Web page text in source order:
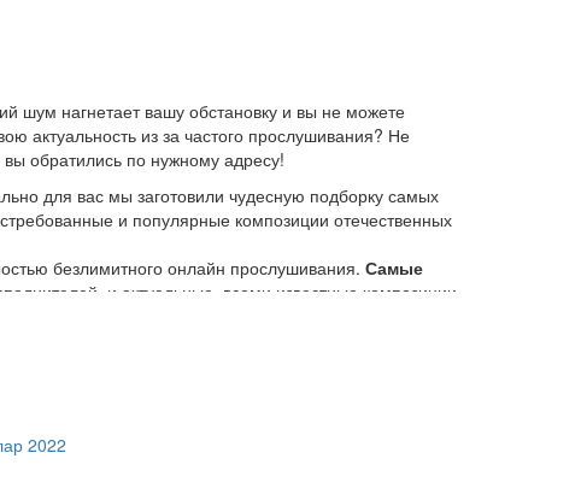
шум нагнетает вашу обстановку и вы не можете
актуальность из за частого прослушивания? Не
обратились по нужному адресу!
для вас мы заготовили чудесную подборку самых
и популярные композиции отечественных
безлимитного онлайн прослушивания. Самые
и актуальные, всеми известные композиции
на платформе KGZ Music. Наша команда с большой
возможность предварительного прослушивания
и без регистрации
неудобства. И если у вас появились какие либо
2022